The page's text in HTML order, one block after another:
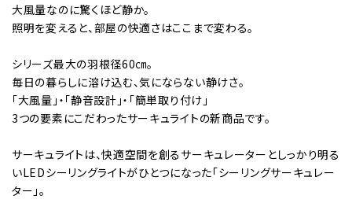
大風量なのに驚くほど静か。
照明を変えると、部屋の快適さはここまで変わる。
シリーズ最大の羽根径60㎝。
毎日の暮らしに溶け込む、気にならない静けさ。
「大風量」・「静音設計」・「簡単取り付け」
3つの要素にこだわったサーキュライトの新商品です。
サーキュライトは、快適空間を創るサーキュレーターとしっかり明る
いLEDシーリングライトがひとつになった「シーリングサーキュレー
ター」。